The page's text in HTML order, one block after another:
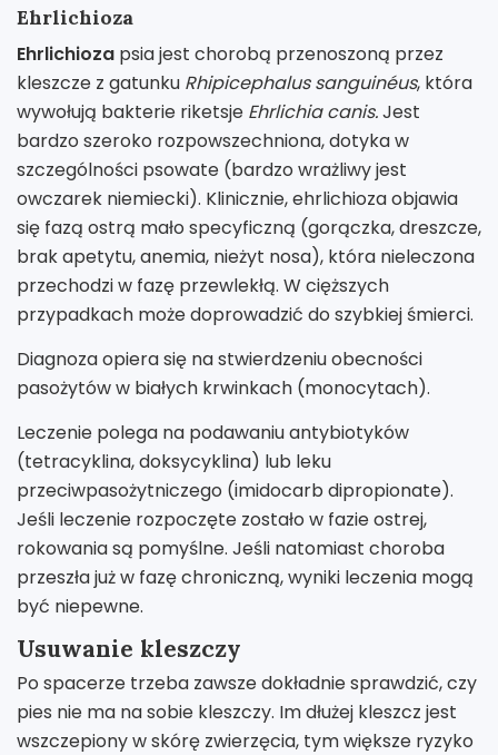
Ehrlichioza
Ehrlichioza psia jest chorobą przenoszoną przez
kleszcze z gatunku Rhipicephalus sanguinéus, która
wywołują bakterie riketsje Ehrlichia canis.Jest
bardzo szeroko rozpowszechniona, dotyka w
szczególności psowate (bardzo wrażliwy jest
owczarek niemiecki). Klinicznie, ehrlichioza objawia
się fazą ostrą mało specyficzną (gorączka, dreszcze,
brak apetytu, anemia, nieżyt nosa), która nieleczona
przechodzi w fazę przewlekłą. W cięższych
przypadkach może doprowadzić do szybkiej śmierci.
Diagnoza opiera się na stwierdzeniu obecności
pasożytów w białych krwinkach (monocytach).
Leczenie polega na podawaniu antybiotyków
(tetracyklina, doksycyklina) lub leku
przeciwpasożytniczego (imidocarb dipropionate).
Jeśli leczenie rozpoczęte zostało w fazie ostrej,
rokowania są pomyślne. Jeśli natomiast choroba
przeszła już w fazę chroniczną, wyniki leczenia mogą
być niepewne.
Usuwanie kleszczy
Po spacerze trzeba zawsze dokładnie sprawdzić, czy
pies nie ma na sobie kleszczy. Im dłużej kleszcz jest
wszczepiony w skórę zwierzęcia, tym większe ryzyko